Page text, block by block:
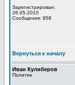
Зарегистрирован:
26.05.2010
Сообщения: 958
Вернуться к началу
Иван Кулиберов
Политик